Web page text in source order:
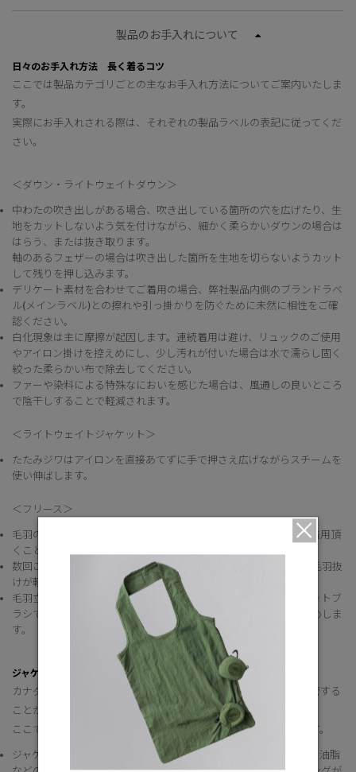
製品のお手入れについて
日々のお手入れ方法 長く着るコツ
ここでは製品カテゴリごとの主なお手入れ方法についてご案内いたしま
す。
実際にお手入れされる際は、それぞれの製品ラベルの表記に従ってくだ
さい。
＜ダウン・ライトウェイトダウン＞
中わたの吹き出しがある場合、吹き出している箇所の穴を広げたり、生
地をカットしないよう気を付けながら、細かく柔らかいダウンの場合は
はらう、または抜き取ります。
軸のあるフェザーの場合は吹き出した箇所を生地を切らないようカット
して残りを押し込みます。
デリケート素材を合わせてご着用の場合、弊社製品内側のブランドラベ
ル(メインラベル)との擦れや引っ掛かりを防ぐために未然に相性をご確
認ください。
白化現象は主に摩擦が起因します。連続着用は避け、リュックのご使用
やアイロン掛けを控えめにし、少し汚れが付いた場合は水で濡らし固く
絞った柔らかい布で除去してください。
ファーや染料による特殊なにおいを感じた場合は、風通しの良いところ
で陰干しすることで軽減されます。
＜ライトウェイトジャケット＞
たたみジワはアイロンを直接あてずに手で押さえ広げながらスチームを
使い伸ばします。
＜フリース＞
毛羽の付着はブラッシングして取り除きます。同系色に揃えてご着用頂
くことで目立ち難くなります。
数回ご着用、または表示通りのクリーニングをすることで徐々に毛羽抜
けが軽減されてきます。
毛羽立ちや毛玉が生じる原因として静電気も関係します。エチケットブ
ラシで毛並みを整え、連続してのご着用を避けて頂くことをお薦めしま
す。
ジャケットの保管方法
カナダグースのジャケットの品質を長く保つためには、適切に保管する
ことが大切です。
ここでは、オフシーズン中のジャケットの収納手順をご説明します。
ジャケットはできる限りきれいな状態で収納します。ほこり、汗、油脂